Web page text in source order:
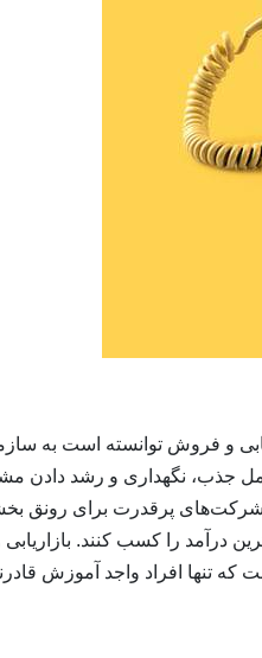
و فروش توانسته است به
جذب، نگهداری و رشد دادن
شرکت‌های پرقدرت برای رونق
درآمد را کسب کنند.
تنها افراد واجد آموزش قادرند